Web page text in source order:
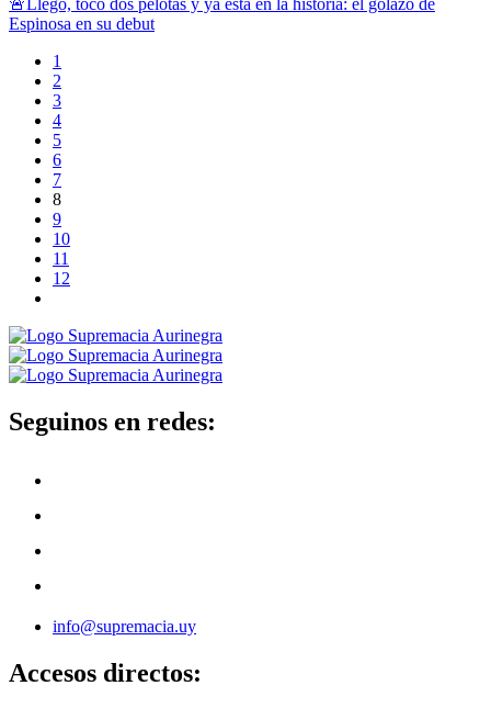
Espinosa en su debut
1
2
3
4
5
6
7
8
9
10
11
12
Seguinos en redes:
info@supremacia.uy
Accesos directos: